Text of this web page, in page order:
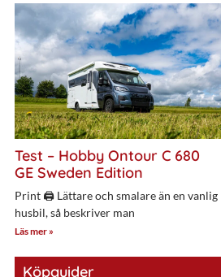
Test – Hobby Ontour C 680
GE Sweden Edition
Print 🖨 Lättare och smalare än en vanlig
husbil, så beskriver man
Läs mer »
Köpguider